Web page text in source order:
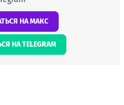
НА МАКС
НА TELEGRAM